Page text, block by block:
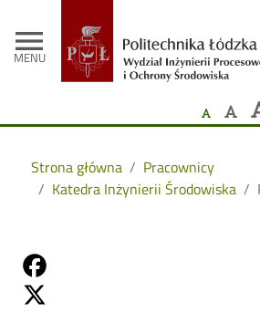
menu
MENU
Strona główna
Pracownicy
Katedra Inżynierii Środowiska